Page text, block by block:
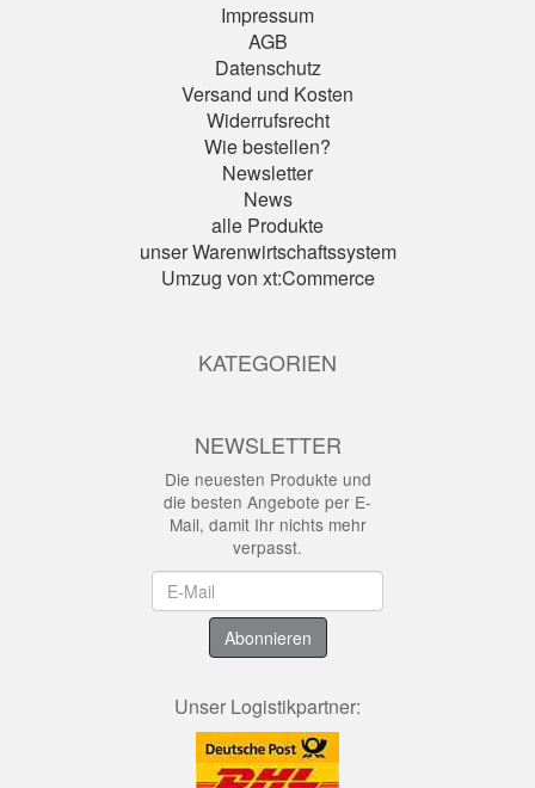
Impressum
AGB
Datenschutz
Versand und Kosten
Widerrufsrecht
Wie bestellen?
Newsletter
News
alle Produkte
unser Warenwirtschaftssystem
Umzug von xt:Commerce
KATEGORIEN
NEWSLETTER
Die neuesten Produkte und
die besten Angebote per E-
Mail, damit Ihr nichts mehr
verpasst.
Abonnieren
Unser Logistikpartner: